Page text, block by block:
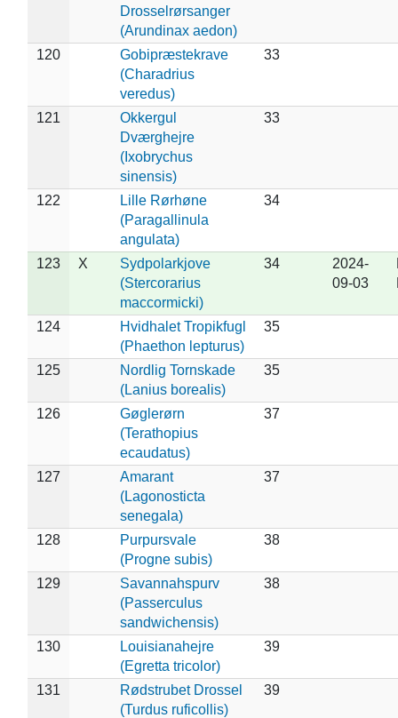
Drosselrørsanger
(Arundinax aedon)
120
Gobipræstekrave
(Charadrius
veredus)
33
121
Okkergul
Dværghejre
(Ixobrychus
sinensis)
33
122
Lille Rørhøne
(Paragallinula
angulata)
34
123 X
Sydpolarkjove
(Stercorarius
maccormicki)
34
2024-
09-03
124
Hvidhalet Tropikfugl
(Phaethon lepturus)
35
125
Nordlig Tornskade
(Lanius borealis)
35
126
Gøglerørn
(Terathopius
ecaudatus)
37
127
Amarant
(Lagonosticta
senegala)
37
128
Purpursvale
(Progne subis)
38
129
Savannahspurv
(Passerculus
sandwichensis)
38
130
Louisianahejre
(Egretta tricolor)
39
131
Rødstrubet Drossel
(Turdus ruficollis)
39